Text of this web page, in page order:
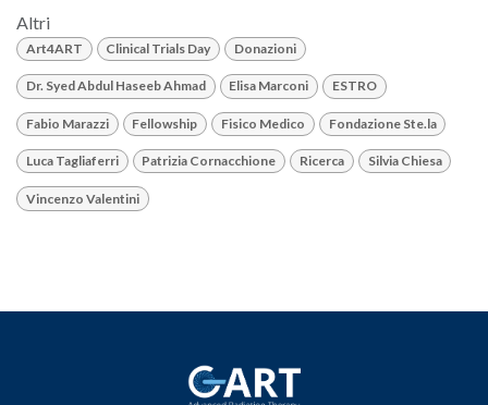
Altri
Art4ART Clinical Trials Day Donazioni
Dr. Syed Abdul Haseeb Ahmad Elisa Marconi ESTRO
Fabio Marazzi Fellowship Fisico Medico Fondazione Ste.la
Luca Tagliaferri Patrizia Cornacchione Ricerca Silvia Chiesa
Vincenzo Valentini